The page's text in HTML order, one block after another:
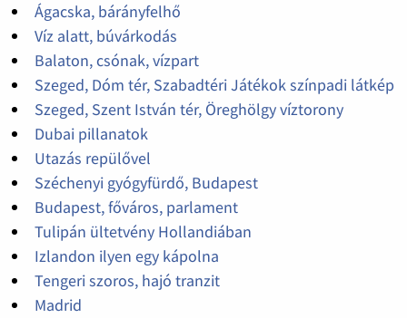
Ágacska, bárányfelhő
Víz alatt, búvárkodás
Balaton, csónak, vízpart
Szeged, Dóm tér, Szabadtéri Játékok színpadi látkép
Szeged, Szent István tér, Öreghölgy víztorony
Dubai pillanatok
Utazás repülővel
Széchenyi gyógyfürdő, Budapest
Budapest, főváros, parlament
Tulipán ültetvény Hollandiában
Izlandon ilyen egy kápolna
Tengeri szoros, hajó tranzit
Madrid